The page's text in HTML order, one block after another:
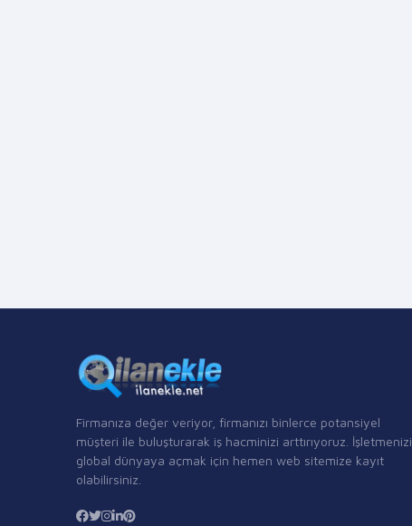
Firmanıza değer veriyor, firmanızı binlerce potansiyel
müşteri ile buluşturarak iş hacminizi arttırıyoruz. İşletmenizi
global dünyaya açmak için hemen web sitemize kayıt
olabilirsiniz.